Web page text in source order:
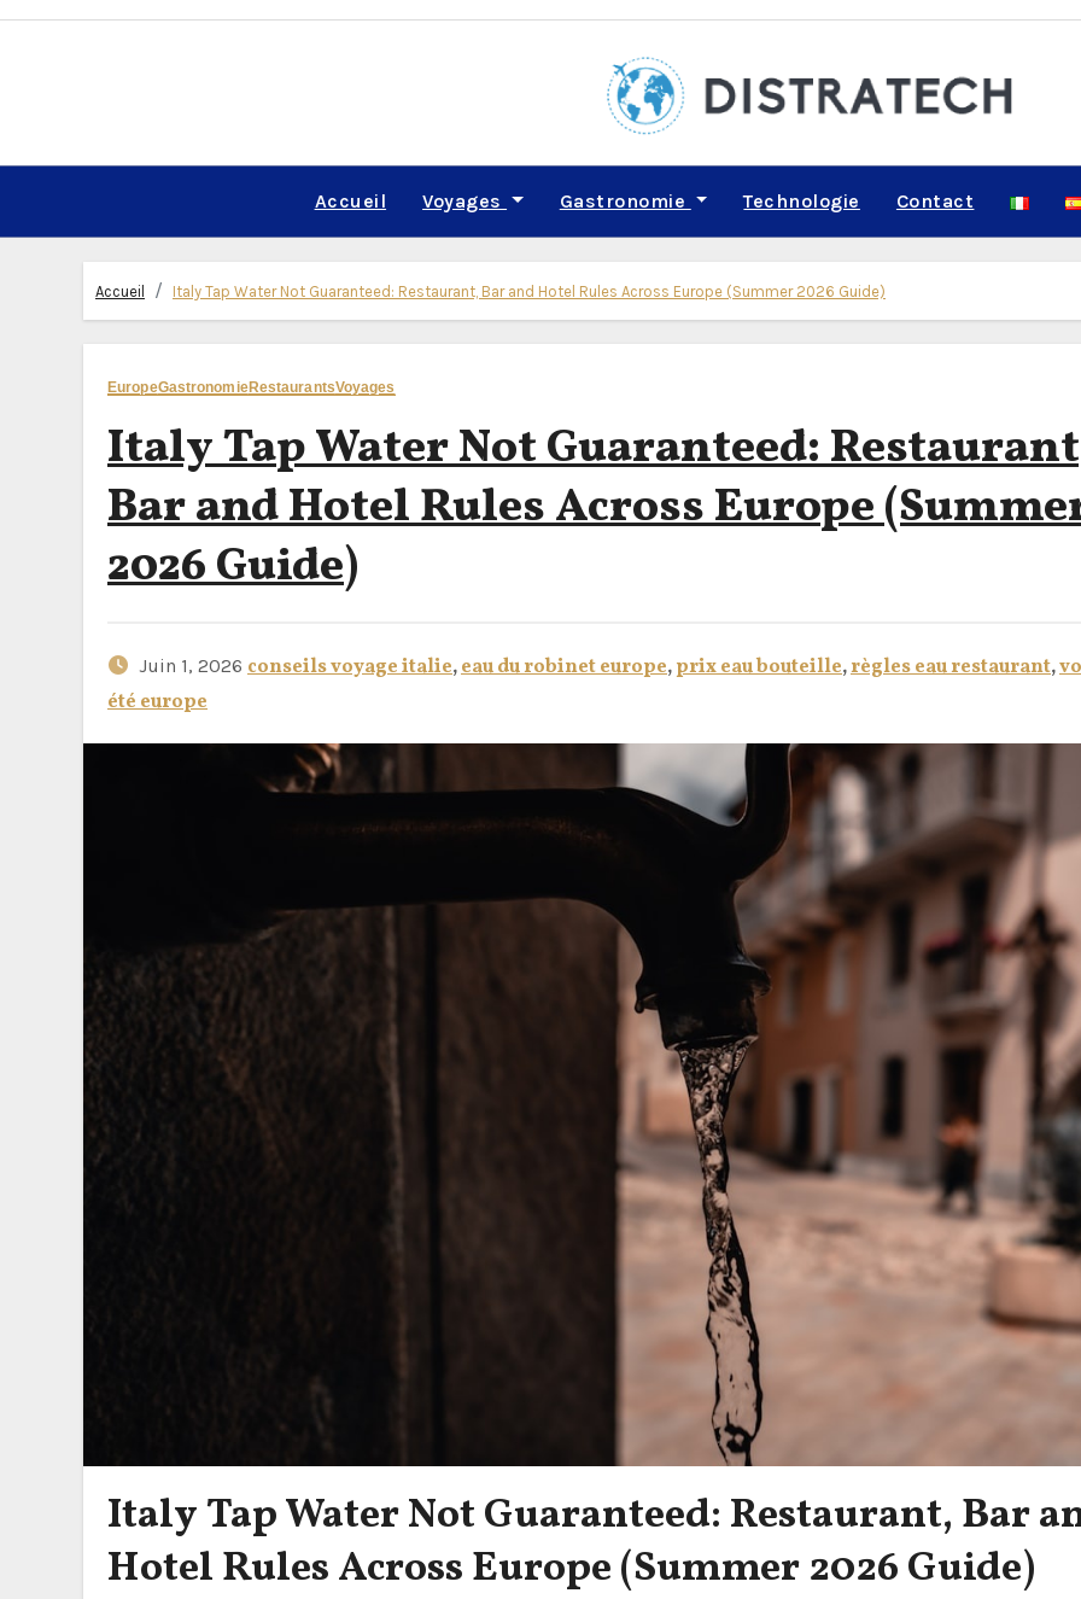
Skip
Accueil Voyages Gastronomie Technologie Contact
Accueil Italy Tap Water Not Guaranteed: Restaurant, Bar and Hotel Rules Across Europe (Summer 2026 Guide)
EuropeGastronomieRestaurantsVoyages
Italy Tap Water Not Guaranteed:
Bar and Hotel Rules Across Europe
2026 Guide)
Juin 1, 2026 conseils voyage italie,eau du robinet europe,prix eau bouteille,règles eau restaurant,
été europe
Italy Tap Water Not Guaranteed: Restaurant, Bar
Hotel Rules Across Europe (Summer 2026 Guide)